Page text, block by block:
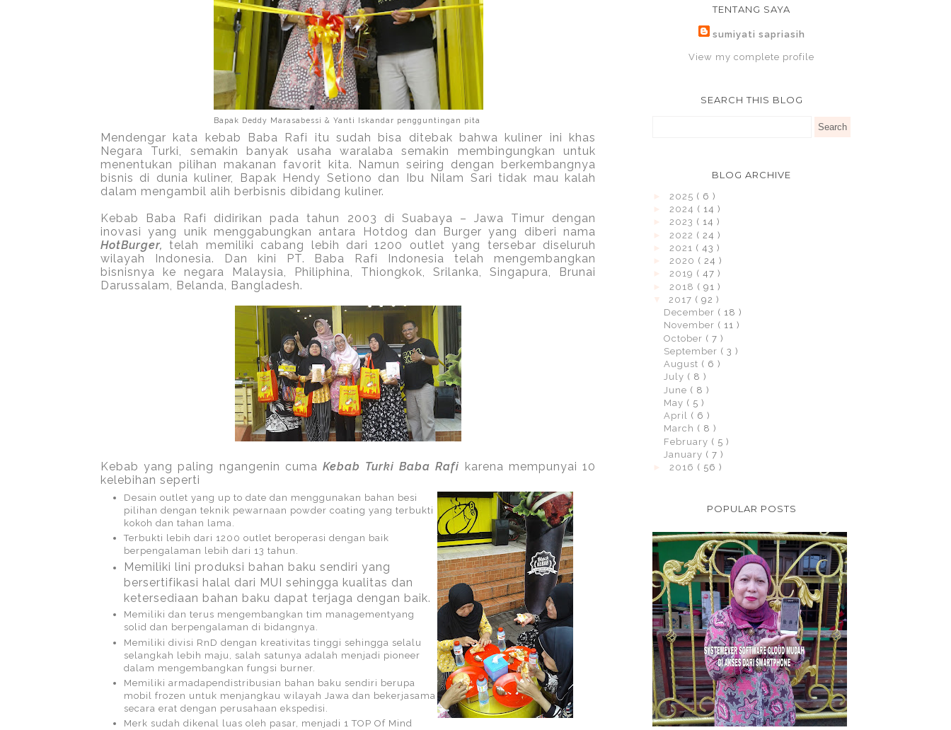
Bapak Deddy Marasabessi & Yanti Iskandar pengguntingan pita
Mendengar kata kebab Baba Rafi itu sudah bisa ditebak bahwa kuliner ini khas
Negara Turki, semakin banyak usaha waralaba semakin membingungkan untuk
menentukan pilihan makanan favorit kita. Namun seiring dengan berkembangnya
bisnis di dunia kuliner, Bapak Hendy Setiono dan Ibu Nilam Sari tidak mau kalah
dalam mengambil alih berbisnis dibidang kuliner.
Kebab Baba Rafi didirikan pada tahun 2003 di Suabaya – Jawa Timur dengan
inovasi yang unik menggabungkan antara Hotdog dan Burger yang diberi nama
HotBurger, telah memiliki cabang lebih dari 1200 outlet yang tersebar diseluruh
wilayah Indonesia. Dan kini PT. Baba Rafi Indonesia telah mengembangkan
bisnisnya ke negara Malaysia, Philiphina, Thiongkok, Srilanka, Singapura, Brunai
Darussalam, Belanda, Bangladesh.
Kebab yang paling ngangenin cuma Kebab Turki Baba Rafi karena mempunyai 10
kelebihan seperti
Desain outlet yang up to date dan menggunakan bahan besi
pilihan dengan teknik pewarnaan powder coating yang terbukti
kokoh dan tahan lama.
Terbukti lebih dari 1200 outlet beroperasi dengan baik
berpengalaman lebih dari 13 tahun.
Memiliki lini produksi bahan baku sendiri yang
bersertifikasi halal dari MUI sehingga kualitas dan
ketersediaan bahan baku dapat terjaga dengan baik.
Memiliki dan terus mengembangkan tim managementyang
solid dan berpengalaman di bidangnya.
Memiliki divisi RnD dengan kreativitas tinggi sehingga selalu
selangkah lebih maju, salah satunya adalah menjadi pioneer
dalam mengembangkan fungsi burner.
Memiliki armadapendistribusian bahan baku sendiri berupa
mobil frozen untuk menjangkau wilayah Jawa dan bekerjasama
secara erat dengan perusahaan ekspedisi.
Merk sudah dikenal luas oleh pasar, menjadi 1 TOP Of Mind
TENTANG SAYA
sumiyati sapriasih
View my complete profile
SEARCH THIS BLOG
BLOG ARCHIVE
2025 ( 6 )
2024 ( 14 )
2023 ( 14 )
2022 ( 24 )
2021 ( 43 )
2020 ( 24 )
2019 ( 47 )
2018 ( 91 )
2017 ( 92 )
December ( 18 )
November ( 11 )
October ( 7 )
September ( 3 )
August ( 6 )
July ( 8 )
June ( 8 )
May ( 5 )
April ( 6 )
March ( 8 )
February ( 5 )
January ( 7 )
2016 ( 56 )
POPULAR POSTS